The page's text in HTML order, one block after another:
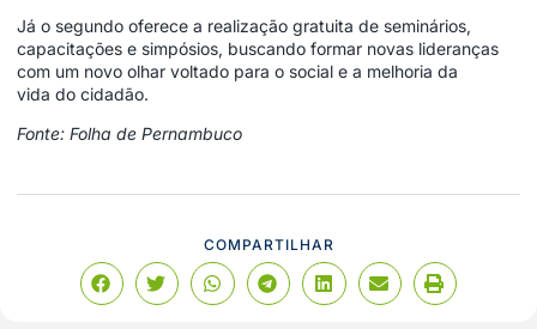
Já o segundo oferece a realização gratuita de seminários,
capacitações e simpósios, buscando formar novas lideranças
com um novo olhar voltado para o social e a melhoria da
vida do cidadão.
Fonte: Folha de Pernambuco
COMPARTILHAR